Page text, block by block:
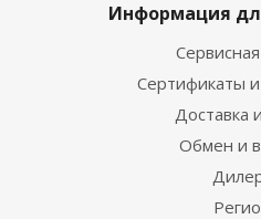
Информация
Сертификаты
Доставка
Обмен и